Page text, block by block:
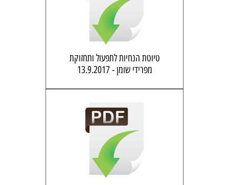
טיוטת הנחיות לתפעול ותחזוקת
מפרידי שומן - 13.9.2017